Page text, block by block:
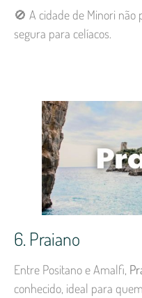
🚫 A cidade de Minori
segura para celíacos.
6. Praiano
Entre Positano e Amalfi,
conhecido, ideal para